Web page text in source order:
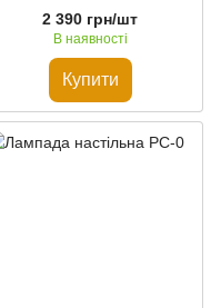
2 390 грн/шт
В наявності
Купити